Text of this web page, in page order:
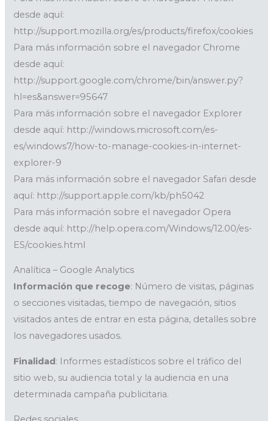
desde aquí:
http://support.mozilla.org/es/products/firefox/cookies
Para más información sobre el navegador Chrome
desde aquí:
http://support.google.com/chrome/bin/answer.py?
hl=es&answer=95647
Para más información sobre el navegador Explorer
desde aquí: http://windows.microsoft.com/es-
es/windows7/how-to-manage-cookies-in-internet-
explorer-9
Para más información sobre el navegador Safari desde
aquí: http://support.apple.com/kb/ph5042
Para más información sobre el navegador Opera
desde aquí: http://help.opera.com/Windows/12.00/es-
ES/cookies.html
Analítica – Google Analytics
Información que recoge: Número de visitas, páginas
o secciones visitadas, tiempo de navegación, sitios
visitados antes de entrar en esta página, detalles sobre
los navegadores usados.
Finalidad: Informes estadísticos sobre el tráfico del
sitio web, su audiencia total y la audiencia en una
determinada campaña publicitaria.